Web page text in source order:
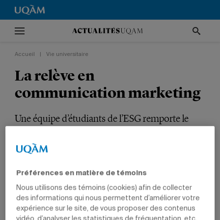
Accueil Vie universitaire
La relève en
communication marketing
Une équipe d’étudiants de l’ESG remporte le
par l’APCM.
VIE UNIVERSITAIRE TÊTES D'AFFICHE
PRIX ET DISTINCTIONS
Préférences en matière de témoins
Nous utilisons des témoins (cookies) afin de collecter
des informations qui nous permettent d’améliorer votre
expérience sur le site, de vous proposer des contenus